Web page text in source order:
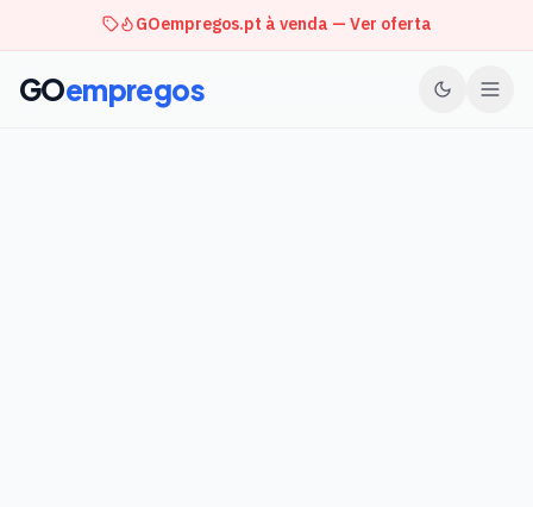
GOempregos.pt à venda — Ver oferta
GOempregos